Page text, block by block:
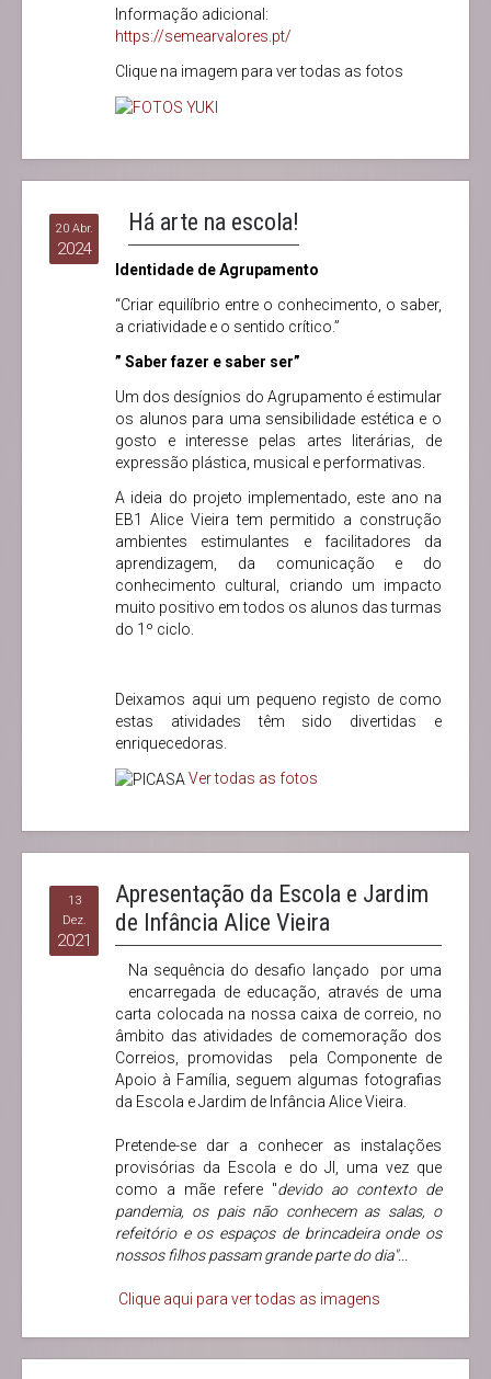
Informação adicional:
https://semearvalores.pt/
Clique na imagem para ver todas as fotos
20 Abr.
2024
Há arte na escola!
Identidade de Agrupamento
“Criar equilíbrio entre o conhecimento, o saber,
a criatividade e o sentido crítico.”
” Saberfazer e saber ser”
Um dos desígnios do Agrupamento é estimular
os alunos para uma sensibilidade estética e o
gosto e interesse pelas artes literárias, de
expressão plástica, musical e performativas.
A ideia do projeto implementado, este ano na
EB1 Alice Vieira tem permitido a construção
ambientes estimulantes e facilitadores da
aprendizagem, da comunicação e do
conhecimento cultural, criando um impacto
muito positivo em todos os alunos das turmas
do 1º ciclo.
Deixamos aqui um pequeno registo de como
estas atividades têm sido divertidas e
enriquecedoras.
Ver todas as fotos
13
Dez.
2021
Apresentação da Escola e Jardim
de Infância Alice Vieira
Na sequência do desafio lançado por uma
encarregada de educação, através de uma
carta colocada na nossa caixa de correio, no
âmbito das atividades de comemoração dos
Correios, promovidas pela Componente de
Apoio à Família, seguem algumas fotografias
da Escola e Jardim de Infância Alice Vieira.
Pretende-se dar a conhecer as instalações
provisórias da Escola e do JI, uma vez que
como a mãe refere "devido ao contexto de
pandemia, os pais não conhecem as salas, o
refeitório e os espaços de brincadeira onde os
nossos filhos passam grande parte do dia"...
Clique aqui para ver todas as imagens